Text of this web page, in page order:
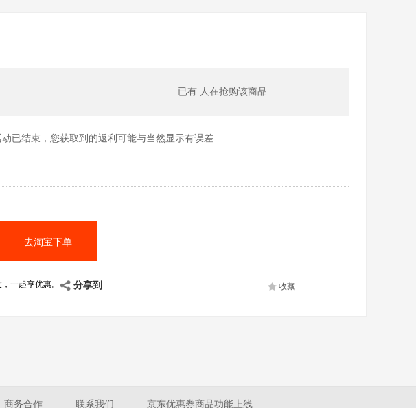
已有 人在抢购该商品
动已结束，您获取到的返利可能与当然显示有误差
去淘宝下单
一起享优惠。 分享到 收藏
商务合作 联系我们 京东优惠券商品功能上线